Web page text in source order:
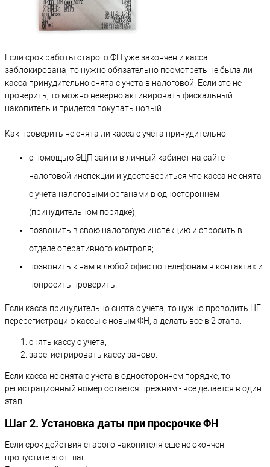
Если срок работы старого ФН уже закончен и касса
заблокирована, то нужно обязательно посмотреть не была ли
касса принудительно снята с учета в налоговой. Если это не
проверить, то можно неверно активировать фискальный
накопитель и придется покупать новый.
Как проверить не снята ли касса с учета принудительно:
с помощью ЭЦП зайти в личный кабинет на сайте
налоговой инспекции и удостовериться что касса не снята
с учета налоговыми органами в одностороннем
(принудительном порядке);
позвонить в свою налоговую инспекцию и спросить в
отделе оперативного контроля;
позвонить к нам в любой офис по телефонам в контактах и
попросить проверить.
Если касса принудительно снята с учета, то нужно проводить НЕ
перерегистрацию кассы с новым ФН, а делать все в 2 этапа:
снять кассу с учета;
зарегистрировать кассу заново.
Если касса не снята с учета в одностороннем порядке, то
регистрационный номер остается прежним - все делается в один
этап.
Шаг 2. Установка даты при просрочке ФН
Если срок действия старого накопителя еще не окончен -
пропустите этот шаг.